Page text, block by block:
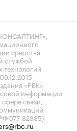
средства
службой
технологий
«РБК»
информации
связи,
82385)